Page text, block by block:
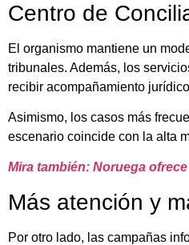
Centro de
El organismo mantiene un
tribunales. Además, los
recibir acompañamiento
Asimismo, los casos más
escenario coincide con la alta
Mira también: Noruega
Más atención y
Por otro lado, las campañas